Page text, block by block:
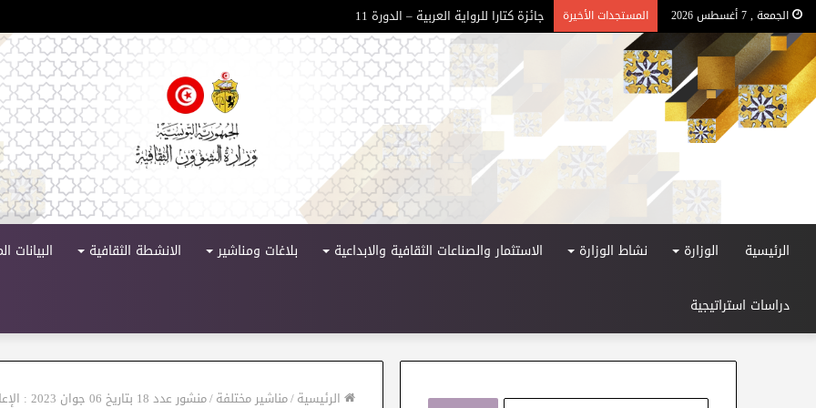
الجمعة , 7 أغسطس 2026 المستجدات الأخيرة جائزة كتارا للرواية العربية – الدورة 11
الرئيسية الوزارة نشاط الوزارة الاستثمار والصناعات الثقافية والابداعية بلاغات ومناشير الانشطة الثقافية البيانات
دراسات استراتيجية
الرئيسية/مناشير مختلفة/منشور عدد 18 بتاريخ 06 جوان 2023 : الإعلان عن نتائج الإقتراع لإنتخاب اللجان الادارية المتناصفة